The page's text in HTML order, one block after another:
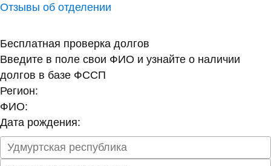
Отзывы об отделении
Бесплатная проверка долгов
Введите в поле свои ФИО и узнайте о наличии
долгов в базе ФССП
Регион:
ФИО:
Дата рождения: